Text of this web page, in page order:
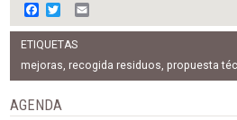
F
a
c
e
b
o
o
k
w
i
t
t
e
m
l
ETIQUETAS
mejoras, recogida residuos, propuesta
AGENDA